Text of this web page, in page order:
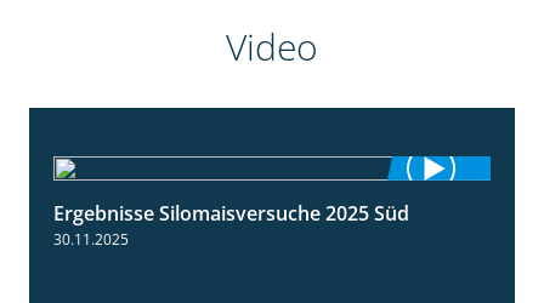
Video
Ergebnisse Silomaisversuche 2025 Süd
30.11.2025